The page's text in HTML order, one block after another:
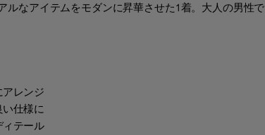
なアイテムをモダンに昇華させた1着。大人の男性で
アレンジ
い仕様に
ィテール